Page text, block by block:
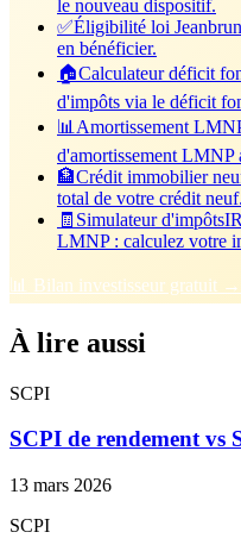
le nouveau dispositif.
✅Éligibilité loi Jeanbrun
en bénéficier.
🏠Calculateur déficit
d'impôts via le déficit
📊 Amortissement
d'amortissement LMNP
🏦Crédit immobilier
total de votre crédit neuf.
🧾 Simulateur d'impôts
LMNP : calculez votre
📊 Bilan investisseur gratuit →
À lire aussi
SCPI
SCPI de rendement vs
13 mars 2026
SCPI